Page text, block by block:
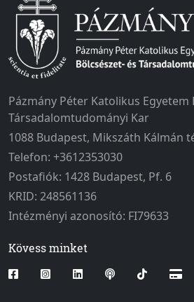
Pázmány Péter Katolikus Egyetem
Társadalomtudományi Kar
1088 Budapest, Mikszáth Kálmán
Telefon: +3612353030
Postafiók: 1428 Budapest, Pf. 6
KRID: 248561136
Intézményi azonosító: FI79633
Kövess minket